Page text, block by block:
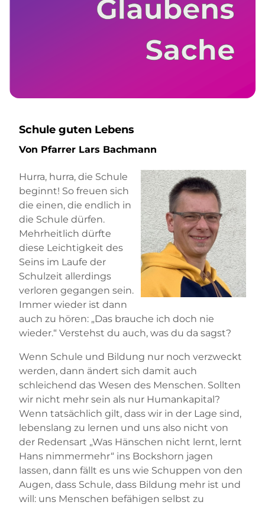
Schule guten Lebens
Von Pfarrer Lars Bachmann
Hurra, hurra, die Schule
beginnt! So freuen sich
die einen, die endlich in
die Schule dürfen.
Mehrheitlich dürfte
diese Leichtigkeit des
Seins im Laufe der
Schulzeit allerdings
verloren gegangen sein.
Immer wieder ist dann
auch zu hören: „Das brauche ich doch nie
wieder.“ Verstehst du auch, was du da sagst?
Wenn Schule und Bildung nur noch verzweckt
werden, dann ändert sich damit auch
schleichend das Wesen des Menschen. Sollten
wir nicht mehr sein als nur Humankapital?
Wenn tatsächlich gilt, dass wir in der Lage sind,
lebenslang zu lernen und uns also nicht von
der Redensart „Was Hänschen nicht lernt, lernt
Hans nimmermehr“ ins Bockshorn jagen
lassen, dann fällt es uns wie Schuppen von den
Augen, dass Schule, dass Bildung mehr ist und
will: uns Menschen befähigen selbst zu